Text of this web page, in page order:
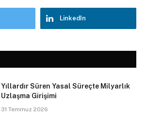
LinkedIn
Yıllardır Süren Yasal Süreçte Milyarlık
Uzlaşma Girişimi
31 Temmuz 2026